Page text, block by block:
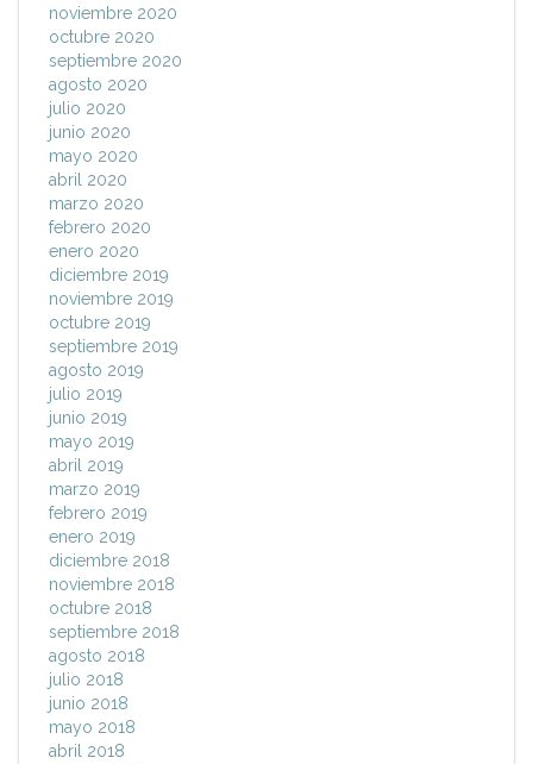
noviembre 2020
octubre 2020
septiembre 2020
agosto 2020
julio 2020
junio 2020
mayo 2020
abril 2020
marzo 2020
febrero 2020
enero 2020
diciembre 2019
noviembre 2019
octubre 2019
septiembre 2019
agosto 2019
julio 2019
junio 2019
mayo 2019
abril 2019
marzo 2019
febrero 2019
enero 2019
diciembre 2018
noviembre 2018
octubre 2018
septiembre 2018
agosto 2018
julio 2018
junio 2018
mayo 2018
abril 2018